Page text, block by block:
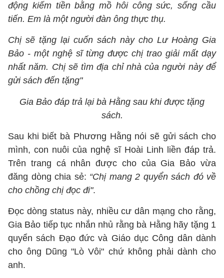
động kiếm tiền bằng mồ hôi công sức, sống cầu
tiến. Em là một người đàn ông thực thụ.
Chị sẽ tặng lại cuốn sách này cho Lư Hoàng Gia
Bảo - một nghệ sĩ từng được chị trao giải mất dạy
nhất năm. Chị sẽ tìm địa chỉ nhà của người này để
gửi sách đến tặng"
Gia Bảo đáp trả lại bà Hằng sau khi được tặng
sách.
Sau khi biết bà Phương Hằng nói sẽ gửi sách cho
mình, con nuôi của nghệ sĩ Hoài Linh liền đáp trả.
Trên trang cá nhân được cho của Gia Bảo vừa
đăng dòng chia sẻ: “Chị mang 2 quyển sách đó về
cho chồng chị đọc đi".
Đọc dòng status này, nhiều cư dân mạng cho rằng,
Gia Bảo tiếp tục nhắn nhủ rằng bà Hằng hãy tặng 1
quyển sách Đạo đức và Giáo dục Công dân dành
cho ông Dũng "Lò Vôi" chứ không phải dành cho
anh.